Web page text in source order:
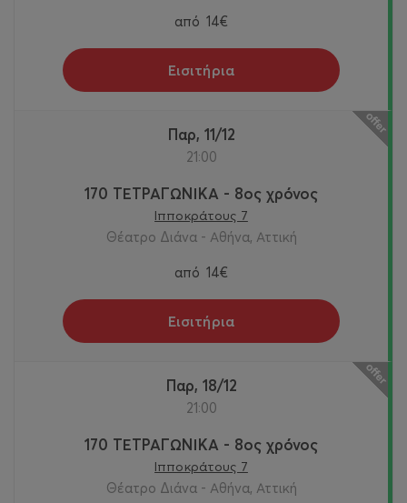
από 14€
Εισιτήρια
Παρ, 11/12
21:00
170 ΤΕΤΡΑΓΩΝΙΚΑ - 8ος χρόνος
Ιπποκράτους 7
Θέατρο Διάνα - Αθήνα, Αττική
από 14€
Εισιτήρια
Παρ, 18/12
21:00
170 ΤΕΤΡΑΓΩΝΙΚΑ - 8ος χρόνος
Ιπποκράτους 7
Θέατρο Διάνα - Αθήνα, Αττική